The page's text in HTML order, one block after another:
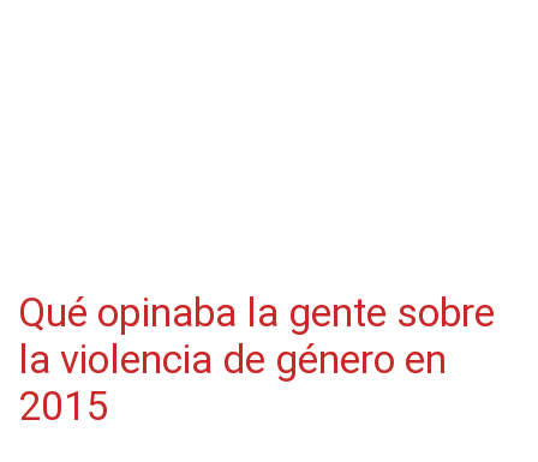
Qué opinaba la gente sobre
la violencia de género en
2015